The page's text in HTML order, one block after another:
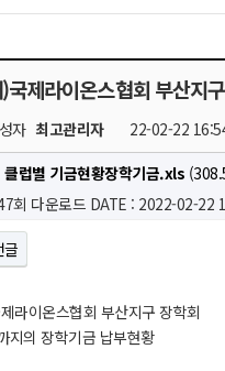
국제라이온스협회 부산지
자 최고관리자 22-02-22
클럽별 기금현황장학기금.xls
회 다운로드 DATE : 2022-02-22
글
라이온스협회 부산지구 장학회
지의 장학기금 납부현황